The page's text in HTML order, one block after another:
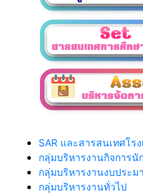
SAR และสารสนเทศโร
กลุ่มบริหารงานกิจการนั
กลุ่มบริหารงานงบประ
กลุ่มบริหารงานทั่วไป